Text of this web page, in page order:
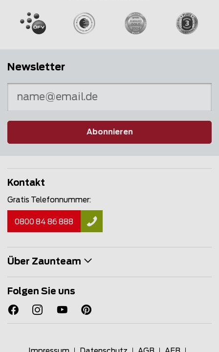
Newsletter
Abonnieren
Kontakt
Gratis Telefonnummer:
0800 84 86 888
Über Zaunteam
Folgen Sie uns